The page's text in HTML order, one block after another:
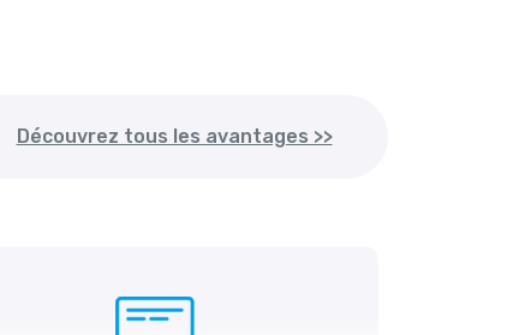
Découvrez tous les avantages >>